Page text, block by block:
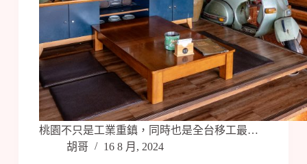
桃園不只是工業重鎮，同時也是全台移工最…
胡哥
16 8 月, 2024